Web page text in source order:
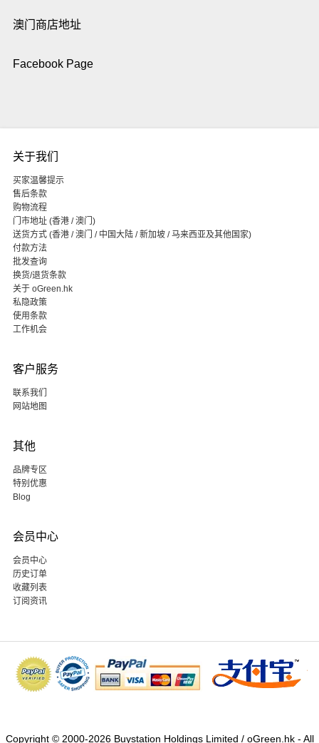
澳门商店地址
Facebook Page
关于我们
买家温馨提示
售后条款
购物流程
门市地址 (香港 / 澳门)
送货方式 (香港 / 澳门 / 中国大陆 / 新加坡 / 马来西亚及其他国家)
付款方法
批发查询
换货/退货条款
关于 oGreen.hk
私隐政策
使用条款
工作机会
客户服务
联系我们
网站地图
其他
品牌专区
特别优惠
Blog
会员中心
会员中心
历史订单
收藏列表
订阅资讯
Copyright © 2000-2026 Buystation Holdings Limited / oGreen.hk - All